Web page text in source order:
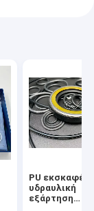
PU
υδραυλική
εξάρτηση